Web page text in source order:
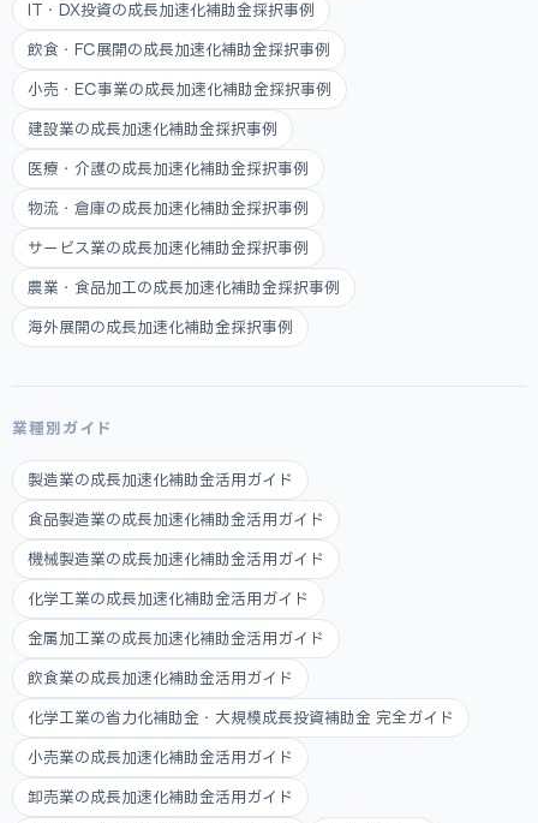
IT・DX投資の成長加速化補助金採択事例
飲食・FC展開の成長加速化補助金採択事例
小売・EC事業の成長加速化補助金採択事例
建設業の成長加速化補助金採択事例
医療・介護の成長加速化補助金採択事例
物流・倉庫の成長加速化補助金採択事例
サービス業の成長加速化補助金採択事例
農業・食品加工の成長加速化補助金採択事例
海外展開の成長加速化補助金採択事例
業種別ガイド
製造業の成長加速化補助金活用ガイド
食品製造業の成長加速化補助金活用ガイド
機械製造業の成長加速化補助金活用ガイド
化学工業の成長加速化補助金活用ガイド
金属加工業の成長加速化補助金活用ガイド
飲食業の成長加速化補助金活用ガイド
化学工業の省力化補助金・大規模成長投資補助金 完全ガイド
小売業の成長加速化補助金活用ガイド
卸売業の成長加速化補助金活用ガイド